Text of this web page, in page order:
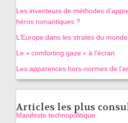
Les inventeurs de méthodes
héros romantiques ?
L’Europe dans les strates du
Le « comforting gaze » à l’écran
Les apparences hors-normes de
Articles les plus
Manifeste technopolitique